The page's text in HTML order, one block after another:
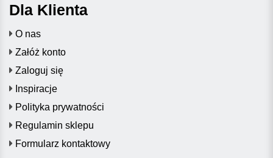
Dla Klienta
O nas
Załóż konto
Zaloguj się
Inspiracje
Polityka prywatności
Regulamin sklepu
Formularz kontaktowy